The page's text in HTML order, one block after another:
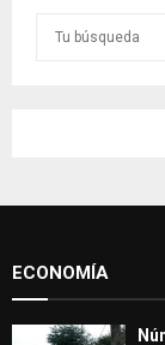
o
ECONOMÍA